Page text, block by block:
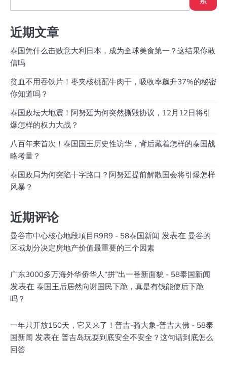
近期文章
泰国凭什么击败意大利日本，成为全球美食第一？这结果你敢
信吗
贫血不用吞铁片！枣夹核桃配牛肉干，吸收率飙升37%的秘密
你知道吗？
泰国政坛大地震！阿努廷为何突然撕毁协议，12月12日将引
爆怎样的权力大战？
八百年来首次！泰国国王历史性访华，背后藏着怎样的泰国战
略考量？
泰国政局为何突陷十字路口？阿努廷提前解散国会将引爆怎样
风暴？
近期评论
曼谷市中心核心地段項目R9R9 - 58泰国新闻 发表在 曼谷的
区域划分决定房地产价值最重要的三个因素
广东3000多万海外华侨华人“拼”出一番新面貌 - 58泰国新闻
发表在 泰国王后居然向谢国民下跪，真是有钱能使后下跪
吗？
一年只开放150天，它又来了！普吉-骑大象-普吉大佛 - 58泰
国新闻 发表在 普吉岛玩耍到底安全不安全？这句话到底怎么
回答